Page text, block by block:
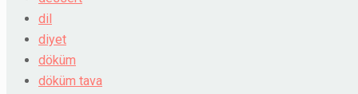
dil
diyet
döküm
döküm tava